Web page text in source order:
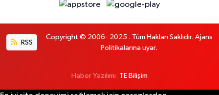
RSS
Copyright © 2006- 2025 . Tüm Hakları Saklıdır. Ajans
Politikalarına uyar.
Haber Yazılımı: TE Bilişim